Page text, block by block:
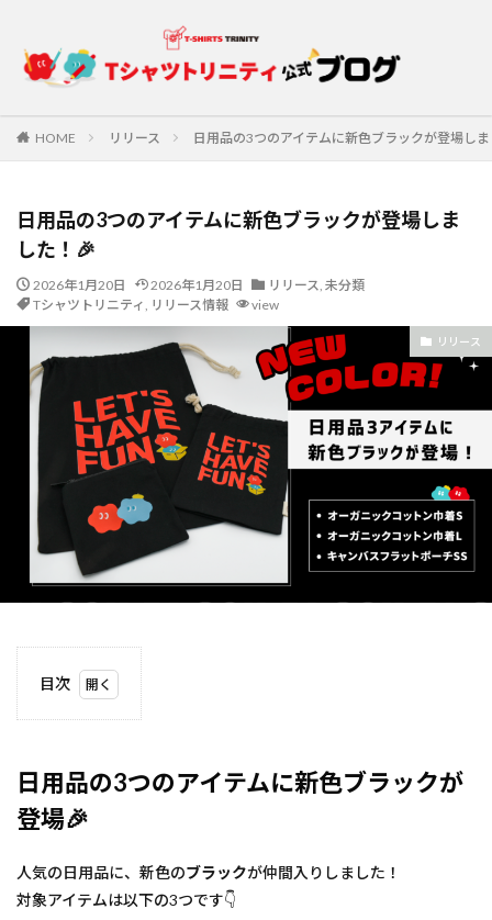
HOME リリース 日用品の3つのアイテムに新色ブラックが登場し
日用品の3つのアイテムに新色ブラックが登場しま
した！🎉
2026年1月20日 2026年1月20日 リリース, 未分類
Tシャツトリニティ, リリース情報 view
リリース
目次
3つ
のア
イテ
ムに
ブラ
ック
が登
日用品の3つのアイテムに新色ブラックが
登場🎉
人気の日用品に、新色のブラックが仲間入りしました！
対象アイテムは以下の3つです👇